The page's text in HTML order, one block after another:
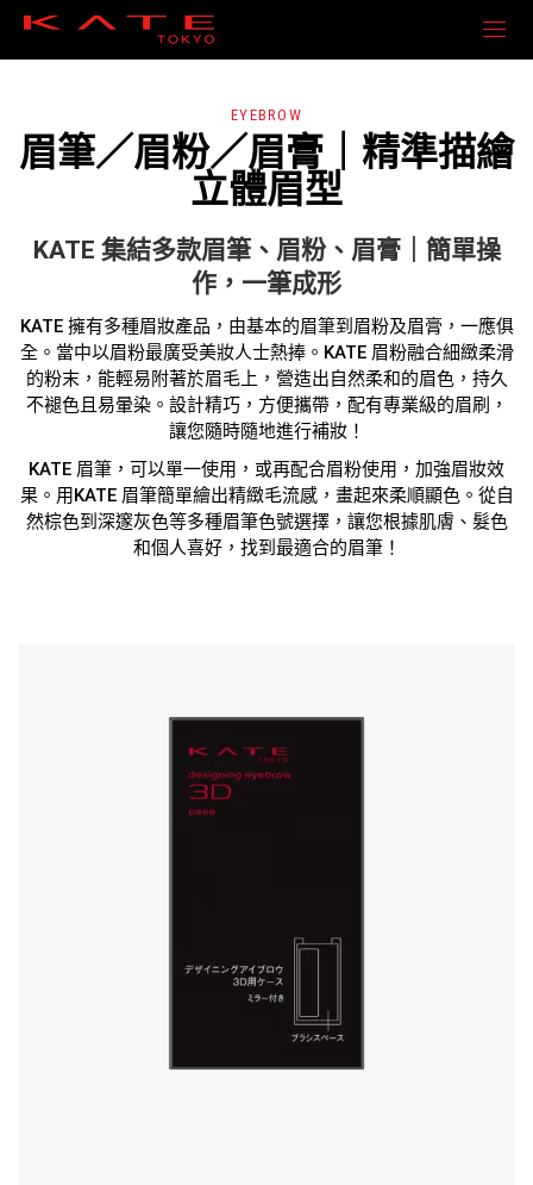
EYEBROW
眉筆／眉粉／眉膏｜精準描繪
立體眉型
KATE 集結多款眉筆、眉粉、眉膏｜簡單操
作，一筆成形
KATE 擁有多種眉妝產品，由基本的眉筆到眉粉及眉膏，一應俱
全。當中以眉粉最廣受美妝人士熱捧。KATE 眉粉融合細緻柔滑
的粉末，能輕易附著於眉毛上，營造出自然柔和的眉色，持久
不褪色且易暈染。設計精巧，方便攜帶，配有專業級的眉刷，
讓您隨時隨地進行補妝！
KATE 眉筆，可以單一使用，或再配合眉粉使用，加強眉妝效
果。用KATE 眉筆簡單繪出精緻毛流感，畫起來柔順顯色。從自
然棕色到深邃灰色等多種眉筆色號選擇，讓您根據肌膚、髮色
和個人喜好，找到最適合的眉筆！